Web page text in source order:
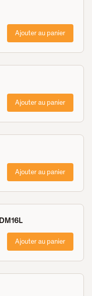
Ajouter au panier
Ajouter au panier
Ajouter au panier
Ajouter au panier